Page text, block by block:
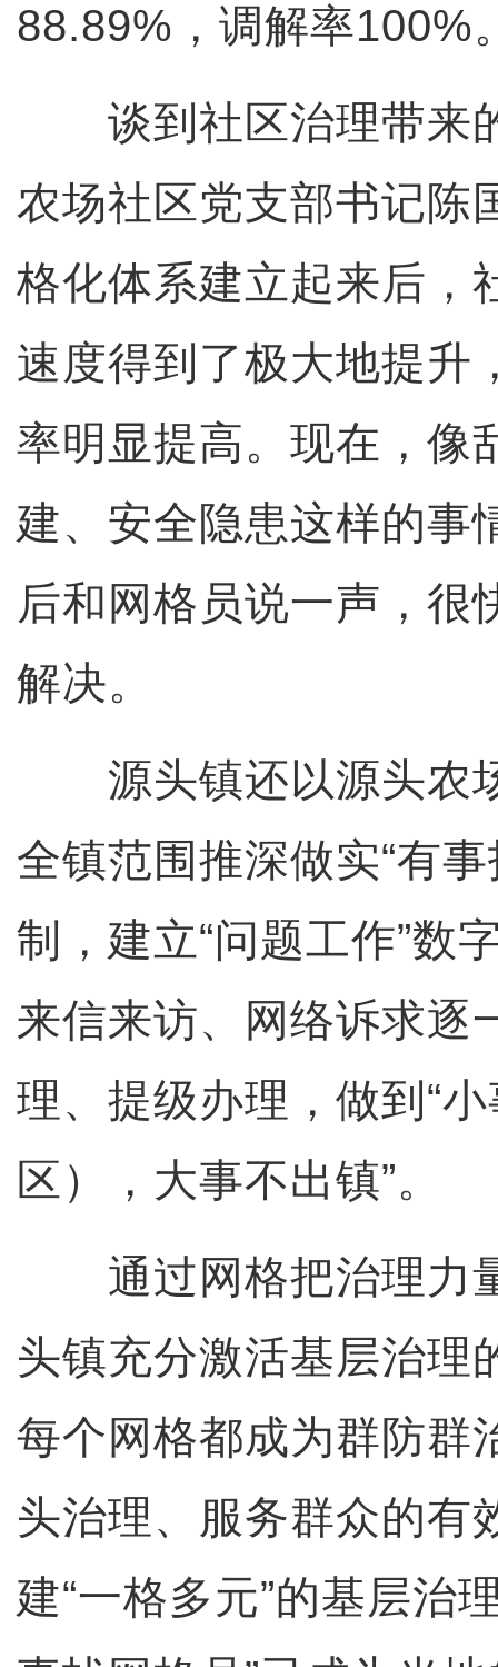
88.89%，调解率100%
谈到社区治理带来
农场社区党支部书记陈
格化体系建立起来后，
速度得到了极大地提升
率明显提高。现在，像
建、安全隐患这样的事
后和网格员说一声，很
解决。
源头镇还以源头农
全镇范围推深做实“有
制，建立“问题工作”数
来信来访、网络诉求逐
理、提级办理，做到“
区），大事不出镇”。
通过网格把治理力
头镇充分激活基层治理
每个网格都成为群防群
头治理、服务群众的有
建“一格多元”的基层治